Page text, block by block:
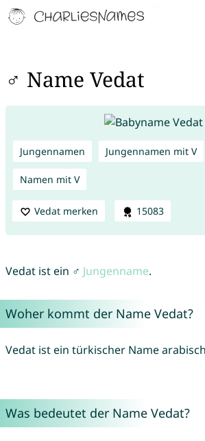
♂ Name Vedat
Jungennamen Jungennamen mit V
Namen mit V
Vedat merken 15083
Vedat ist ein ♂ Jungenname.
Woher kommt der Name Vedat?
Vedat ist ein türkischer Name
Was bedeutet der Name Vedat?